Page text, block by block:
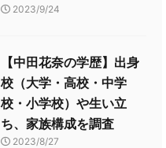
2023/9/24
【中田花奈の学歴】出身
校（大学・高校・中学
校・小学校）や生い立
ち、家族構成を調査
2023/8/27